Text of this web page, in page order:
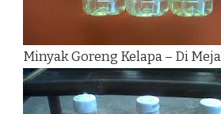
Minyak Goreng Kelapa – Di